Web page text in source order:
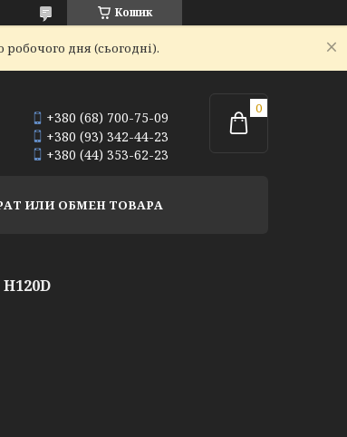
Кошик
дня (сьогодні).
+380 (68) 700-75-09
+380 (93) 342-44-23
+380 (44) 353-62-23
ИЛИ ОБМЕН ТОВАРА